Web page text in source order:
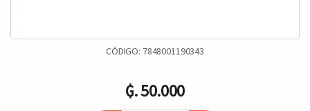
CÓDIGO: 7848001190343
₲. 50.000